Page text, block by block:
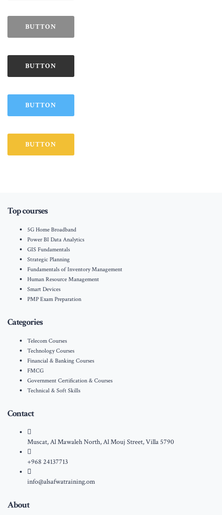
BUTTON
BUTTON
BUTTON
BUTTON
Top courses
5G Home Broadband
Power BI Data Analytics
GIS Fundamentals
Strategic Planning
Fundamentals of Inventory Management
Human Resource Management
Smart Devices
PMP Exam Preparation
Categories
Telecom Courses
Technology Courses
Financial & Banking Courses
FMCG
Government Certification & Courses
Technical & Soft Skills
Contact
Muscat, Al Mawaleh North, Al Mouj Street, Villa 5790
+968 24137713
info@alsafwatraining.om
About